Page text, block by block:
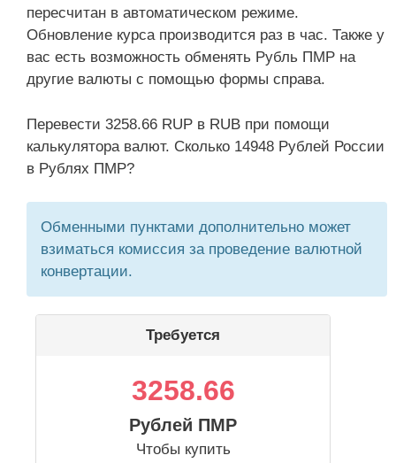
пересчитан в автоматическом режиме.
Обновление курса производится раз в час. Также у
вас есть возможность обменять Рубль ПМР на
другие валюты с помощью формы справа.
Перевести 3258.66 RUP в RUB при помощи
калькулятора валют. Сколько 14948 Рублей России
в Рублях ПМР?
Обменными пунктами дополнительно может
взиматься комиссия за проведение валютной
конвертации.
Требуется
3258.66
Рублей ПМР
Чтобы купить